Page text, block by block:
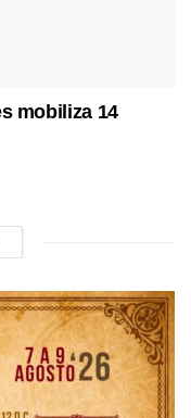
mobiliza 14